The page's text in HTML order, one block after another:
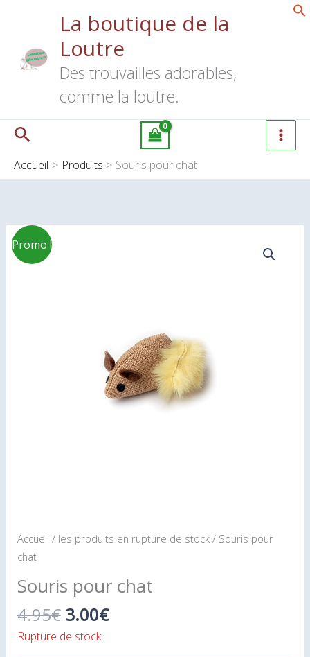
La boutique de la
Loutre
Des trouvailles adorables,
comme la loutre.
Rechercher
Accueil Produits Souris pour chat
Promo !
Accueil / les produits en rupture de stock/ Souris pour
chat
Souris pour chat
4.95€ 3.00€
Rupture de stock